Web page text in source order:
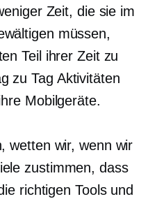
Zeit, die sie im
müssen,
Teil ihrer Zeit zu
zu Tag Aktivitäten
Mobilgeräte.
wetten wir, wenn wir
zustimmen, dass
richtigen Tools und